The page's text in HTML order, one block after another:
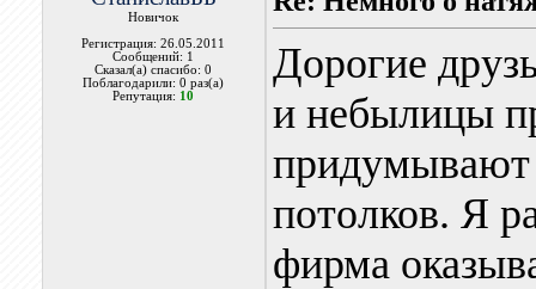
Новичок
Регистрация: 26.05.2011
Сообщений: 1
Сказал(а) спасибо: 0
Поблагодарили: 0 раз(а)
Репутация: 10
Дорогие
и небылицы
придумывают
потолков. Я
фирма